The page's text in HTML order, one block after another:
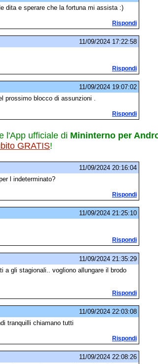
dita e sperare che la fortuna mi assista :)
Rispondi
11/09/2024 17:22:58
Rispondi
11/09/2024 19:07:02
prossimo blocco di assunzioni .
Rispondi
l'App ufficiale di Mininterno per
GRATIS!
11/09/2024 20:16:04
l indeterminato?
Rispondi
11/09/2024 21:25:10
Rispondi
11/09/2024 21:35:29
a gli stagionali.. vogliono allungare il brodo
Rispondi
11/09/2024 22:03:08
tranquilli chiamano tutti
Rispondi
11/09/2024 22:08:26